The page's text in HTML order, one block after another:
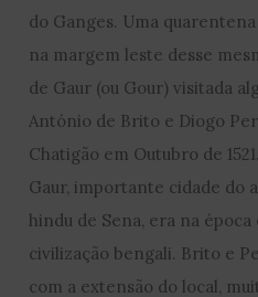
do Ganges. Uma
na margem leste desse
de Gaur (ou Gour) visitada
António de Brito e Diogo
Chatigão em Outubro de 1521.
Gaur, importante cidade do
hindu de Sena, era na
civilização bengali. Brito e
com a extensão do local,